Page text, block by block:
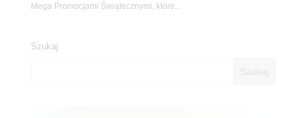
Mega Promocjami Świątecznymi, które...
Szukaj